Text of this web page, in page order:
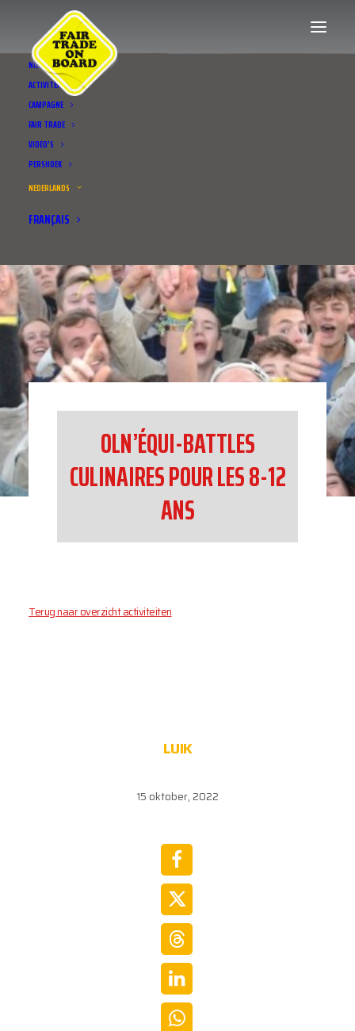
NIEUWS
ACTIVITEITEN
CAMPAGNE
FAIR TRADE
VIDEO’S
PERSHOEK
NEDERLANDS
FRANÇAIS
OLN’ÉQUI-BATTLES
CULINAIRES POUR LES 8-12
ANS
Terug naar overzicht activiteiten
LUIK
15 oktober, 2022